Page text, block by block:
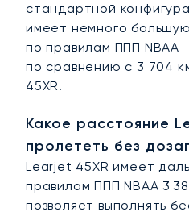
стандартной
имеет немного
по правилам ППП NBAA
по сравнению с 3 704
45XR.
Какое расстояние
пролететь без
Learjet 45XR имеет
правилам ППП NBAA 3
позволяет выполнять